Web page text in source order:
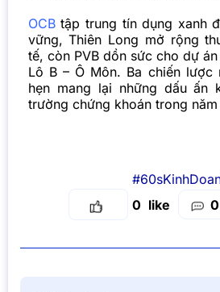
OCBtập trung tín dụng xanh
vững, Thiên Long mở rộng
tế, còn PVB dồn sức cho dự
Lô B – Ô Môn. Ba chiến lược
hẹn mang lại những dấu ấn
trường chứng khoán trong
0
0